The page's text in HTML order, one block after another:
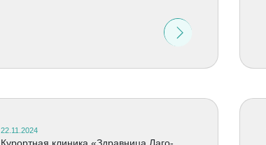
22.11.2024